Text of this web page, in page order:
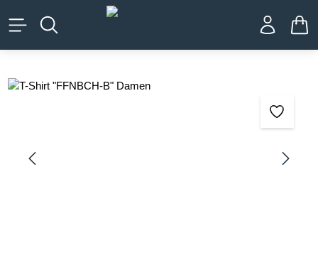
springen
Bildergalerie überspringen